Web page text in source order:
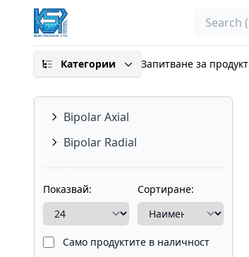
Search
Категории Запитване за продукт
Bipolar Axial
Bipolar Radial
Показвай: Сортиране:
Само продуктите в наличност